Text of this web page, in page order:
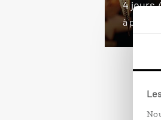
4 jours
à partir